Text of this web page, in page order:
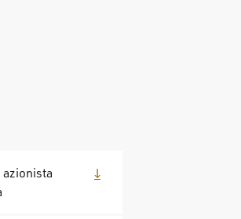
azionista